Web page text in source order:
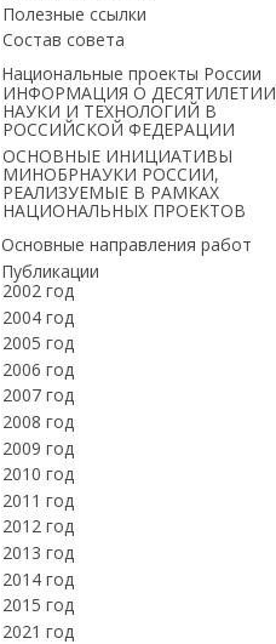
Полезные ссылки
Состав совета
Национальные проекты России
ИНФОРМАЦИЯ О ДЕСЯТИЛЕТИИ
НАУКИ И ТЕХНОЛОГИЙ В
РОССИЙСКОЙ ФЕДЕРАЦИИ
ОСНОВНЫЕ ИНИЦИАТИВЫ
МИНОБРНАУКИ РОССИИ,
РЕАЛИЗУЕМЫЕ В РАМКАХ
НАЦИОНАЛЬНЫХ ПРОЕКТОВ
Основные направления работ
Публикации
2002 год
2004 год
2005 год
2006 год
2007 год
2008 год
2009 год
2010 год
2011 год
2012 год
2013 год
2014 год
2015 год
2021 год